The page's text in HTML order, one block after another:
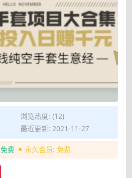
浏览热度: (12)
最近更新: 2021-11-27
免费 永久会员: 免费